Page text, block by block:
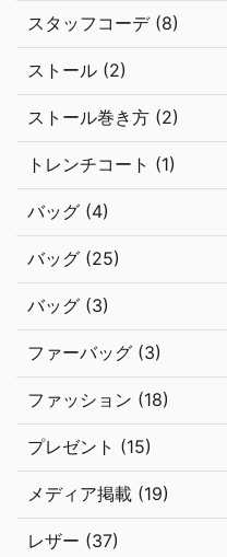
スタッフコーデ (8)
ストール (2)
ストール巻き方 (2)
トレンチコート (1)
バッグ (4)
バッグ (25)
バッグ (3)
ファーバッグ (3)
ファッション (18)
プレゼント (15)
メディア掲載 (19)
レザー (37)